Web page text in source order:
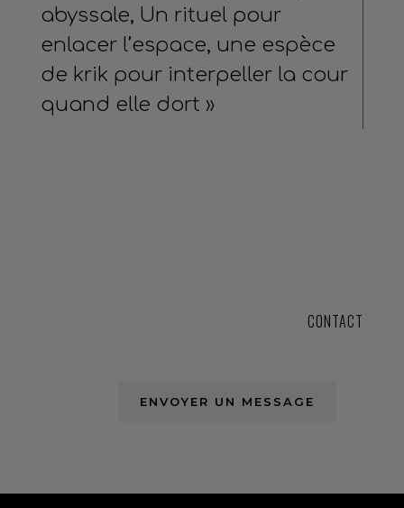
abyssale, Un rituel pour
enlacer l’espace, une espèce
de krik pour interpeller la cour
quand elle dort »
CONTACT
ENVOYER UN MESSAGE